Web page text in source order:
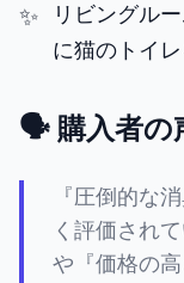
リビングル
に猫のトイ
🗣️ 購入者の
『圧倒的な
く評価され
や『価格の